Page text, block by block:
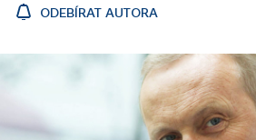
ODEBÍRAT AUTORA